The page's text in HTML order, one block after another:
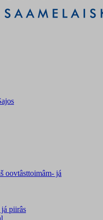
oovtâsttoimâm- já
piirâs